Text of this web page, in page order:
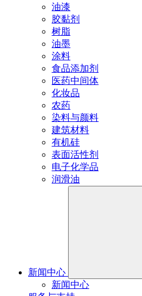
油漆
胶黏剂
树脂
油墨
涂料
食品添加剂
医药中间体
化妆品
农药
染料与颜料
建筑材料
有机硅
表面活性剂
电子化学品
润滑油
新闻中心
新闻中心